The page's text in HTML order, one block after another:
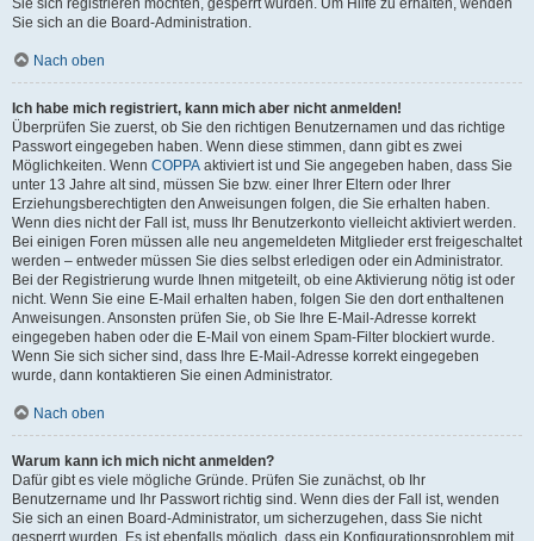
Sie sich registrieren möchten, gesperrt wurden. Um Hilfe zu erhalten, wenden
Sie sich an die Board-Administration.
Nach oben
Ich habe mich registriert, kann mich aber nicht anmelden!
Überprüfen Sie zuerst, ob Sie den richtigen Benutzernamen und das richtige
Passwort eingegeben haben. Wenn diese stimmen, dann gibt es zwei
Möglichkeiten. Wenn COPPA aktiviert ist und Sie angegeben haben, dass Sie
unter 13 Jahre alt sind, müssen Sie bzw. einer Ihrer Eltern oder Ihrer
Erziehungsberechtigten den Anweisungen folgen, die Sie erhalten haben.
Wenn dies nicht der Fall ist, muss Ihr Benutzerkonto vielleicht aktiviert werden.
Bei einigen Foren müssen alle neu angemeldeten Mitglieder erst freigeschaltet
werden – entweder müssen Sie dies selbst erledigen oder ein Administrator.
Bei der Registrierung wurde Ihnen mitgeteilt, ob eine Aktivierung nötig ist oder
nicht. Wenn Sie eine E-Mail erhalten haben, folgen Sie den dort enthaltenen
Anweisungen. Ansonsten prüfen Sie, ob Sie Ihre E-Mail-Adresse korrekt
eingegeben haben oder die E-Mail von einem Spam-Filter blockiert wurde.
Wenn Sie sich sicher sind, dass Ihre E-Mail-Adresse korrekt eingegeben
wurde, dann kontaktieren Sie einen Administrator.
Nach oben
Warum kann ich mich nicht anmelden?
Dafür gibt es viele mögliche Gründe. Prüfen Sie zunächst, ob Ihr
Benutzername und Ihr Passwort richtig sind. Wenn dies der Fall ist, wenden
Sie sich an einen Board-Administrator, um sicherzugehen, dass Sie nicht
gesperrt wurden. Es ist ebenfalls möglich, dass ein Konfigurationsproblem mit